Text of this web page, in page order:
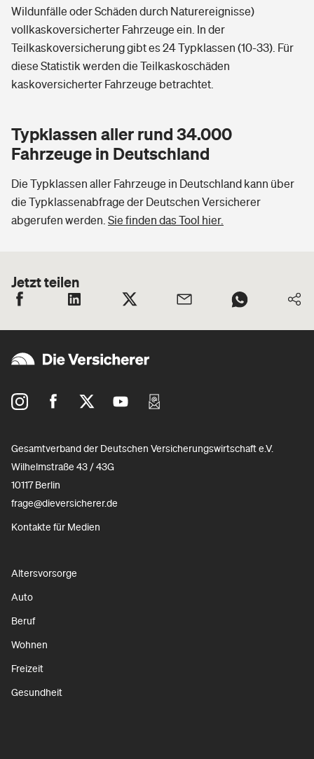
Wildunfälle oder Schäden durch Naturereignisse)
vollkaskoversicherter Fahrzeuge ein. In der
Teilkaskoversicherung gibt es 24 Typklassen (10-33). Für
diese Statistik werden die Teilkaskoschäden
kaskoversicherter Fahrzeuge betrachtet.
Typklassen aller rund 34.000
Fahrzeuge in Deutschland
Die Typklassen aller Fahrzeuge in Deutschland kann über
die Typklassenabfrage der Deutschen Versicherer
abgerufen werden. Sie finden das Tool hier.
Jetzt teilen
Gesamtverband der Deutschen Versicherungswirtschaft e.V.
Wilhelmstraße 43 / 43G
10117 Berlin
frage@dieversicherer.de
Kontakte für Medien
Altersvorsorge
Auto
Beruf
Wohnen
Freizeit
Gesundheit